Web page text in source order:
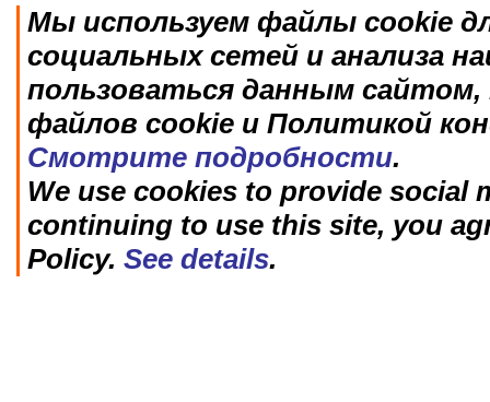
Мы используем файлы cookie
социальных сетей и анализа
пользоваться данным
файлов cookie и Политикой
Смотрите подробности.
We use cookies to provide social
continuing to use this site, you
Policy. See details.